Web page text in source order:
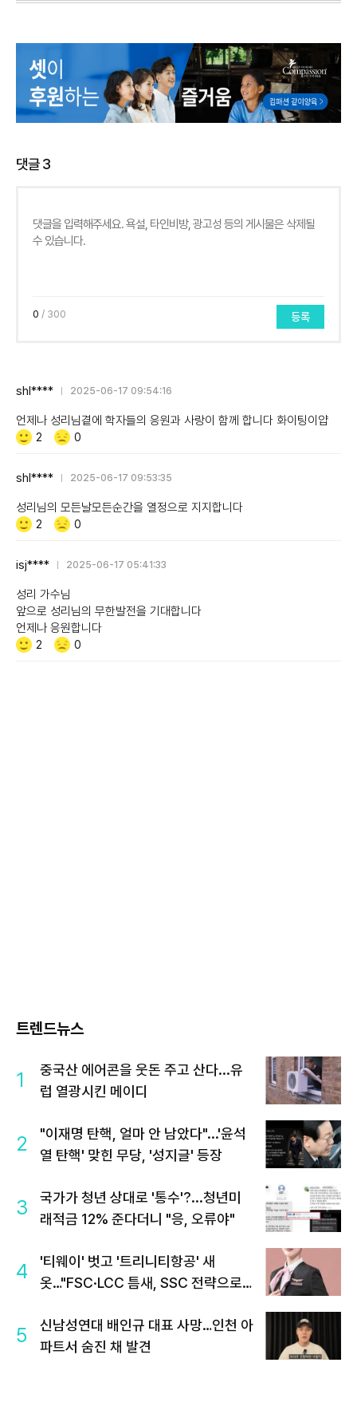
댓글3
0 / 300 등록
shl**** 2025-06-17 09:54:16
언제나 성리님곁에 학자들의 응원과 사랑이 함께 합니다 화이팅이얍
Like/Dislike
공
2
비
0
shl**** 2025-06-17 09:53:35
성리님의 모든날모든순간을 열정으로 지지합니다
Like/Dislike
공
2
비
0
isj**** 2025-06-17 05:41:33
성리 가수님
앞으로 성리님의 무한발전을 기대합니다
언제나 응원합니다
Like/Dislike
공
2
비
0
트렌드뉴스
1
중국산 에어콘을 웃돈 주고 산다...유
럽 열광시킨 메이디
2
"이재명 탄핵, 얼마 안 남았다"...'윤석
열 탄핵' 맞힌 무당, '성지글' 등장
3
국가가 청년 상대로 '통수'?...청년미
래적금 12% 준다더니 "응, 오류야"
4
'티웨이' 벗고 '트리니티항공' 새
옷…"FSC·LCC 틈새, SSC 전략으로
5
신남성연대 배인규 대표 사망…인천 아
파트서 숨진 채 발견